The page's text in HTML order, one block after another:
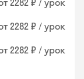
2282 ₽ / урок
2282 ₽ / урок
2282 ₽ / урок